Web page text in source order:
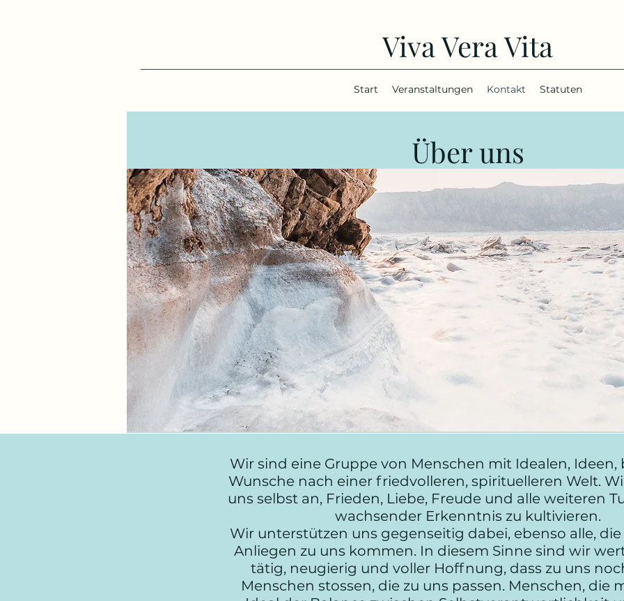
Viva Vera Vita
Start Veranstaltungen Kontakt Statuten
Über uns
Wir sind eine Gruppe von Menschen mit Idealen, Ideen,
Wunsche nach einer friedvolleren, spirituelleren Welt.
uns selbst an, Frieden, Liebe, Freude und alle weiteren
wachsender Erkenntnis zu kultivieren.
Wir unterstützen uns gegenseitig dabei, ebenso alle,
Anliegen zu uns kommen. In diesem Sinne sind wir
tätig, neugierig und voller Hoffnung, dass zu uns
Menschen stossen, die zu uns passen. Menschen, die